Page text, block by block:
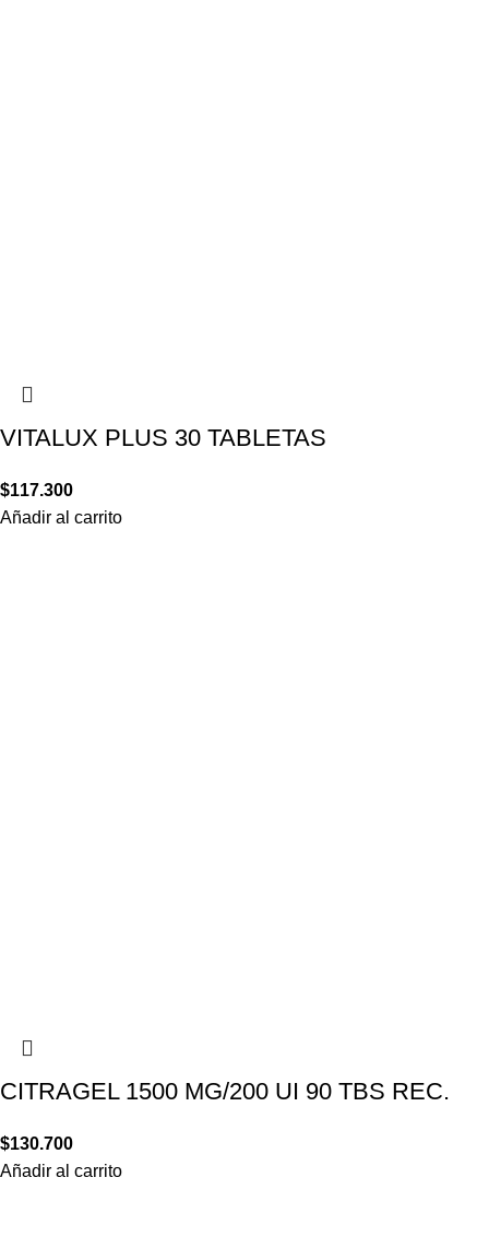
VITALUX PLUS 30 TABLETAS
$117.300
Añadir al carrito
CITRAGEL 1500 MG/200 UI 90 TBS REC.
$130.700
Añadir al carrito